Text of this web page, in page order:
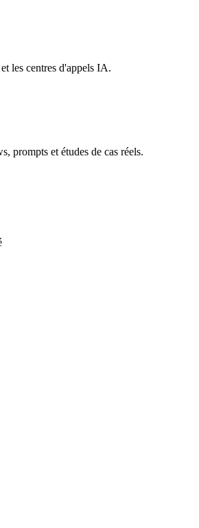
les centres d'appels IA.
prompts et études de cas réels.